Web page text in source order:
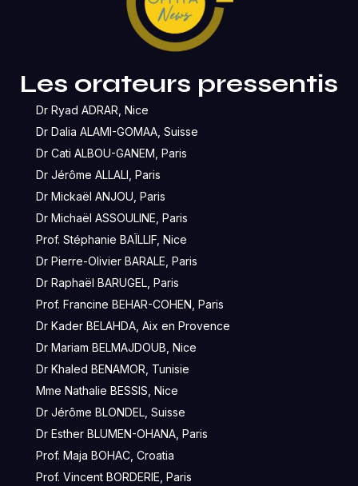
Les orateurs pressentis
Dr Ryad ADRAR, Nice
Dr Dalia ALAMI-GOMAA, Suisse
Dr Cati ALBOU-GANEM, Paris
Dr Jérôme ALLALI, Paris
Dr Mickaël ANJOU, Paris
Dr Michaël ASSOULINE, Paris
Prof. Stéphanie BAÏLLIF, Nice
Dr Pierre-Olivier BARALE, Paris
Dr Raphaël BARUGEL, Paris
Prof. Francine BEHAR-COHEN, Paris
Dr Kader BELAHDA, Aix en Provence
Dr Mariam BELMAJDOUB, Nice
Dr Khaled BENAMOR, Tunisie
Mme Nathalie BESSIS, Nice
Dr Jérôme BLONDEL, Suisse
Dr Esther BLUMEN-OHANA, Paris
Prof. Maja BOHAC, Croatia
Prof. Vincent BORDERIE, Paris